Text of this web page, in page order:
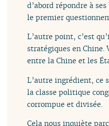
d’abord répondre à
le premier
L’autre point, c’est
stratégiques en Chine.
entre la Chine et les
L’autre ingrédient, ce
la classe politique
corrompue et divisée.
Cela nous inquiète